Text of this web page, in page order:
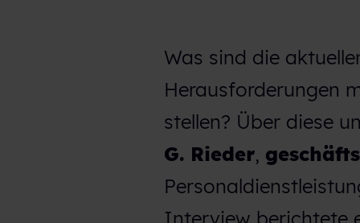
Was sind die
Herausforderungen
stellen? Über diese
G. Rieder,
Interview berichtete